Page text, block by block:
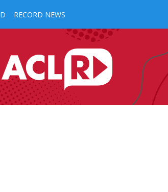
RECORD NEWS